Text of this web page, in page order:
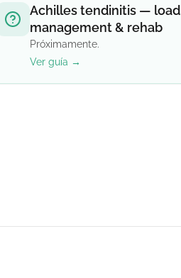
Achilles tendinitis — load
management & rehab
Próximamente.
Ver guía →